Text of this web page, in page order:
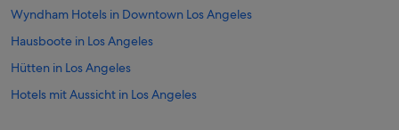
Wyndham Hotels in Downtown Los Angeles
Hausboote in Los Angeles
Hütten in Los Angeles
Hotels mit Aussicht in Los Angeles